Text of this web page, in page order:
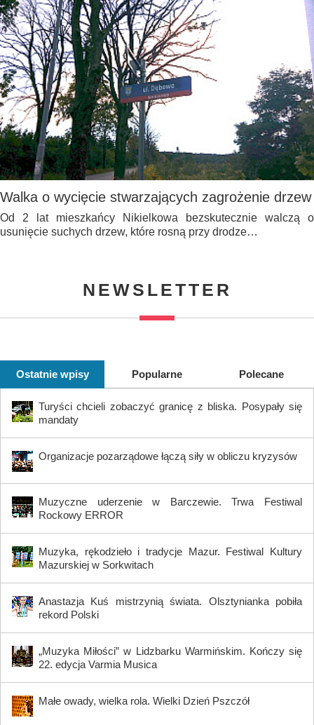
Walka o wycięcie stwarzających zagrożenie drzew
Od 2 lat mieszkańcy Nikielkowa bezskutecznie walczą o
usunięcie suchych drzew, które rosną przy drodze…
NEWSLETTER
Ostatnie wpisy Popularne Polecane
Turyści chcieli zobaczyć granicę z bliska. Posypały się
mandaty
Organizacje pozarządowe łączą siły w obliczu kryzysów
Muzyczne uderzenie w Barczewie. Trwa Festiwal
Rockowy ERROR
Muzyka, rękodzieło i tradycje Mazur. Festiwal Kultury
Mazurskiej w Sorkwitach
Anastazja Kuś mistrzynią świata. Olsztynianka pobiła
rekord Polski
„Muzyka Miłości” w Lidzbarku Warmińskim. Kończy się
22. edycja Varmia Musica
Małe owady, wielka rola. Wielki Dzień Pszczół